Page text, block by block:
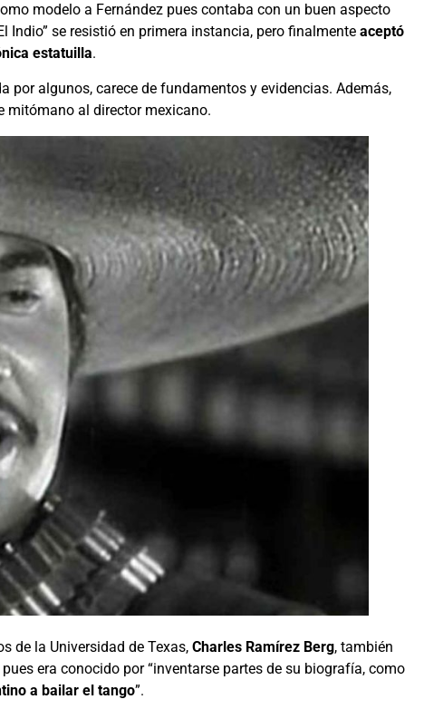
modelo a Fernández pues contaba con un buen aspecto
Indio” se resistió en primera instancia, pero finalmente aceptó
estatuilla.
por algunos, carece de fundamentos y evidencias. Además,
mitómano al director mexicano.
de la Universidad de Texas, Charles Ramírez Berg, también
era conocido por “inventarse partes de su biografía, como
a bailar el tango”.